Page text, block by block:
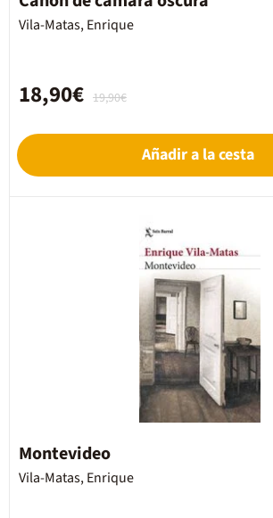
Vila-Matas, Enrique
19,90€
18,90€
Añadir a la cesta
Montevideo
Vila-Matas, Enrique